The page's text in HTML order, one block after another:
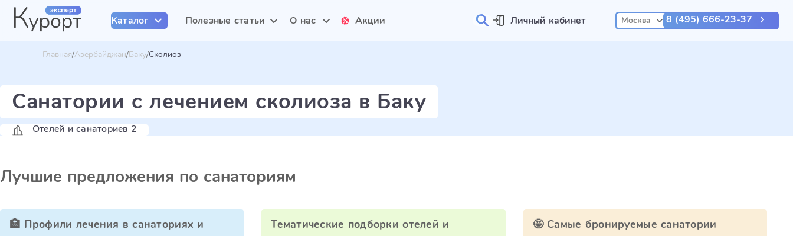
Каталог Полезные статьи О нас Акции Личный кабинет Москва 8 (495) 666-23-37
Главная Азербайджан Баку Сколиоз
Санатории с лечением сколиоза в Баку
Отелей и санаториев 2
Лучшие предложения по санаториям
🏥 Профили лечения в санаториях и
Тематические подборки отелей и
🤩 Самые бронируемые санатории